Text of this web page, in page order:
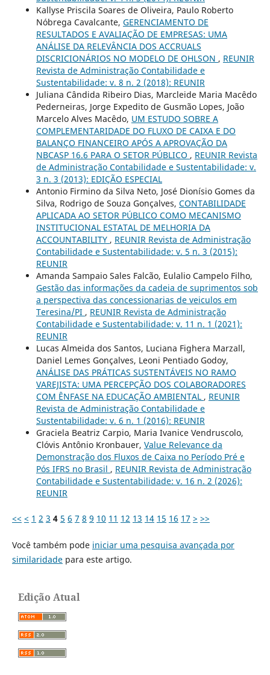
Kallyse Priscila Soares de Oliveira, Paulo Roberto
Nóbrega Cavalcante, GERENCIAMENTO DE
RESULTADOS E AVALIAÇÃO DE EMPRESAS: UMA
ANÁLISE DA RELEVÂNCIA DOS ACCRUALS
DISCRICIONÁRIOS NO MODELO DE OHLSON , REUNIR
Revista de Administração Contabilidade e
Sustentabilidade: v. 8 n. 2 (2018): REUNIR
Juliana Cândida Ribeiro Dias, Marcleide Maria Macêdo
Pederneiras, Jorge Expedito de Gusmão Lopes, João
Marcelo Alves Macêdo, UM ESTUDO SOBRE A
COMPLEMENTARIDADE DO FLUXO DE CAIXA E DO
BALANÇO FINANCEIRO APÓS A APROVAÇÃO DA
NBCASP 16.6 PARA O SETOR PÚBLICO , REUNIR Revista
de Administração Contabilidade e Sustentabilidade: v.
3 n. 3 (2013): EDIÇÃO ESPECIAL
Antonio Firmino da Silva Neto, José Dionísio Gomes da
Silva, Rodrigo de Souza Gonçalves, CONTABILIDADE
APLICADA AO SETOR PÚBLICO COMO MECANISMO
INSTITUCIONAL ESTATAL DE MELHORIA DA
ACCOUNTABILITY , REUNIR Revista de Administração
Contabilidade e Sustentabilidade: v. 5 n. 3 (2015):
REUNIR
Amanda Sampaio Sales Falcão, Eulalio Campelo Filho,
Gestão das informações da cadeia de suprimentos sob
a perspectiva das concessionarias de veiculos em
Teresina/PI , REUNIR Revista de Administração
Contabilidade e Sustentabilidade: v. 11 n. 1 (2021):
REUNIR
Lucas Almeida dos Santos, Luciana Fighera Marzall,
Daniel Lemes Gonçalves, Leoni Pentiado Godoy,
ANÁLISE DAS PRÁTICAS SUSTENTÁVEIS NO RAMO
VAREJISTA: UMA PERCEPÇÃO DOS COLABORADORES
COM ÊNFASE NA EDUCAÇÃO AMBIENTAL , REUNIR
Revista de Administração Contabilidade e
Sustentabilidade: v. 6 n. 1 (2016): REUNIR
Graciela Beatriz Carpio, Maria Ivanice Vendruscolo,
Clóvis Antônio Kronbauer, Value Relevance da
Demonstração dos Fluxos de Caixa no Período Pré e
Pós IFRS no Brasil , REUNIR Revista de Administração
Contabilidade e Sustentabilidade: v. 16 n. 2 (2026):
REUNIR
<< < 1 2 3 4 5 6 7 8 9 10 11 12 13 14 15 16 17 > >>
Você também pode iniciar uma pesquisa avançada por
similaridadepara este artigo.
Edição Atual